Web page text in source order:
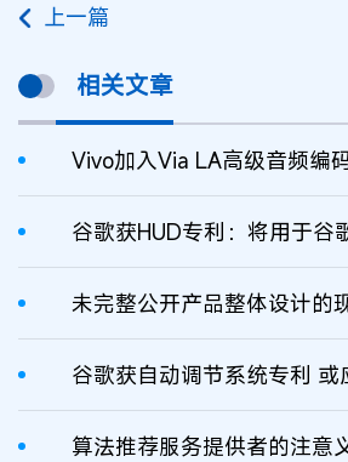
上一篇
相关文章
算法推荐服务提供者的注意